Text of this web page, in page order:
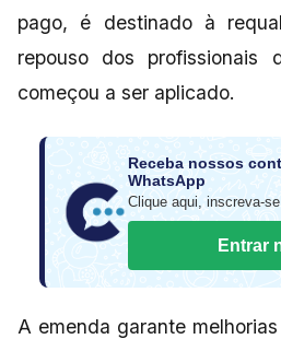
pago, é destinado à
repouso dos profissionais
começou a ser aplicado.
Receba nossos
WhatsApp
Clique aqui, inscreva-
Entrar
A emenda garante